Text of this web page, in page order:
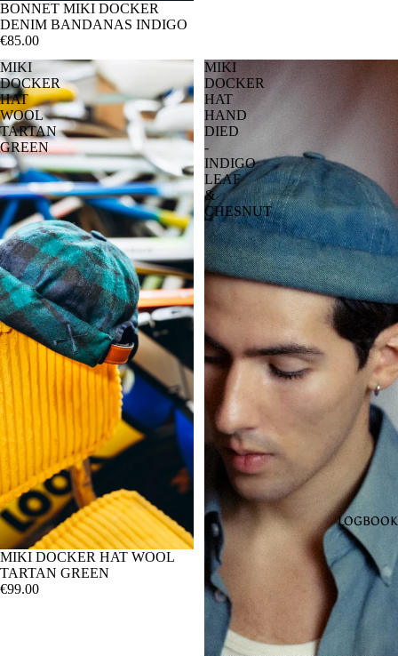
LOGBOOK
BONNET MIKI DOCKER
DENIM BANDANAS INDIGO
€85.00
MIKI
DOCKER
HAT
WOOL
TARTAN
GREEN
MIKI DOCKER HAT WOOL
TARTAN GREEN
€99.00
MIKI
DOCKER
HAT
HAND
DIED
-
INDIGO
LEAF
&
CHESNUT